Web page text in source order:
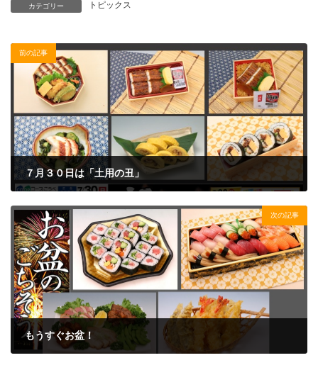
カテゴリー トピックス
前の記事
７月３０日は「土用の丑」
次の記事
もうすぐお盆！